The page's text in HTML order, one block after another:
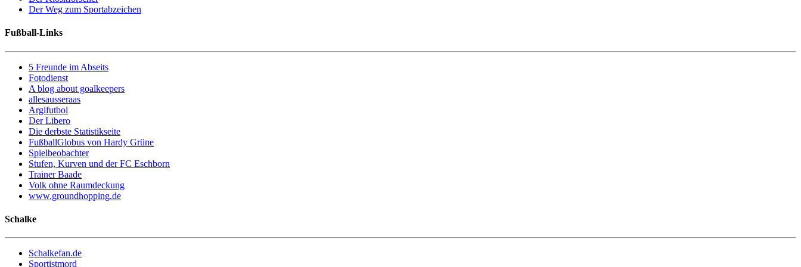
Der Weg zum Sportabzeichen
Fußball-Links
5 Freunde im Abseits
Fotodienst
A blog about goalkeepers
allesausseraas
Argifutbol
Der Libero
Die derbste Statistikseite
FußballGlobus von Hardy Grüne
Spielbeobachter
Stufen, Kurven und der FC Eschborn
Trainer Baade
Volk ohne Raumdeckung
www.groundhopping.de
Schalke
Schalkefan.de
Sportistmord